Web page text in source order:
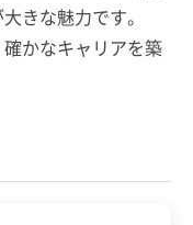
きな魅力です。
かなキャリアを築